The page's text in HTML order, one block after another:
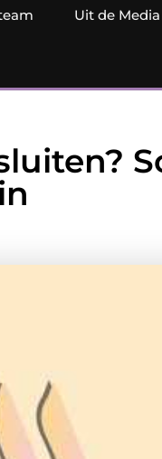
Uit de Media